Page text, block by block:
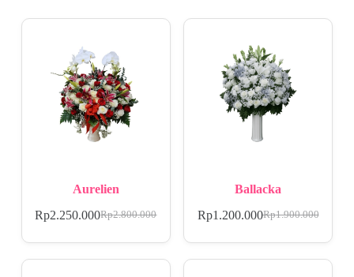
Aurelien
Rp2.800.000
Rp2.250.000
Ballacka
Rp1.900.000
Rp1.200.000